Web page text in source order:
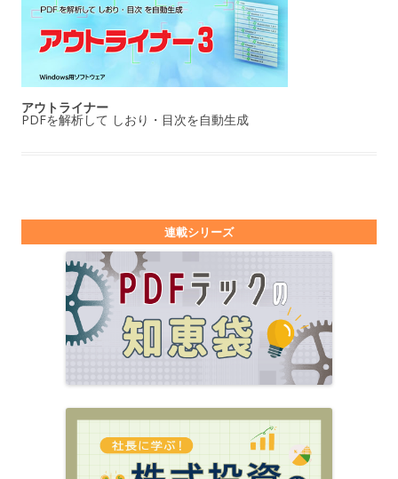
アウトライナー
PDFを解析して しおり・目次を自動生成
連載シリーズ